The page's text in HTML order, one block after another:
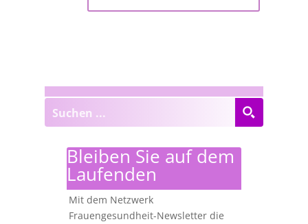
Bleiben Sie auf dem
Laufenden
Mit dem Netzwerk
Frauengesundheit-Newsletter die